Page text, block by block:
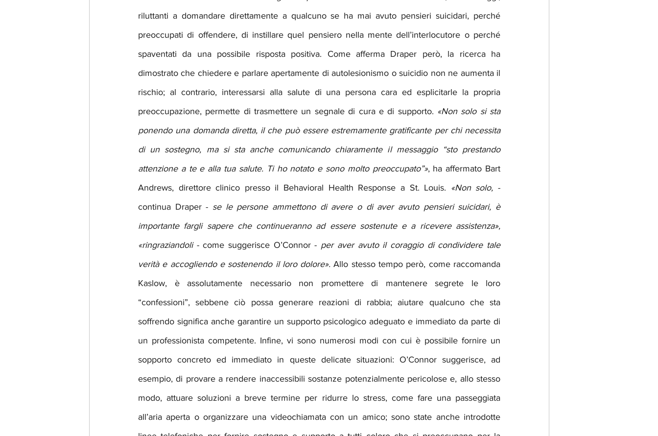
riluttanti a domandare direttamente a qualcuno se ha mai avuto pensieri suicidari, perché
preoccupati di offendere, di instillare quel pensiero nella mente dell’interlocutore o perché
spaventati da una possibile risposta positiva. Come afferma Draper però, la ricerca ha
dimostrato che chiedere e parlare apertamente di autolesionismo o suicidio non ne aumenta il
rischio; al contrario, interessarsi alla salute di una persona cara ed esplicitarle la propria
preoccupazione, permette di trasmettere un segnale di cura e di supporto. «Non solo si sta
ponendo una domanda diretta, il che può essere estremamente gratificante per chi necessita
di un sostegno, ma si sta anche comunicando chiaramente il messaggio “sto prestando
attenzione a te e alla tua salute. Ti ho notato e sono molto preoccupato”», ha affermato Bart
Andrews, direttore clinico presso il Behavioral Health Response a St. Louis. «Non solo, -
continua Draper - se le persone ammettono di avere o di aver avuto pensieri suicidari, è
importante fargli sapere che continueranno ad essere sostenute e a ricevere assistenza»,
«ringraziandoli - come suggerisce O’Connor - per aver avuto il coraggio di condividere tale
verità e accogliendo e sostenendo il loro dolore». Allo stesso tempo però, come raccomanda
Kaslow, è assolutamente necessario non promettere di mantenere segrete le loro
“confessioni”, sebbene ciò possa generare reazioni di rabbia; aiutare qualcuno che sta
soffrendo significa anche garantire un supporto psicologico adeguato e immediato da parte di
un professionista competente. Infine, vi sono numerosi modi con cui è possibile fornire un
sopporto concreto ed immediato in queste delicate situazioni: O’Connor suggerisce, ad
esempio, di provare a rendere inaccessibili sostanze potenzialmente pericolose e, allo stesso
modo, attuare soluzioni a breve termine per ridurre lo stress, come fare una passeggiata
all’aria aperta o organizzare una videochiamata con un amico; sono state anche introdotte